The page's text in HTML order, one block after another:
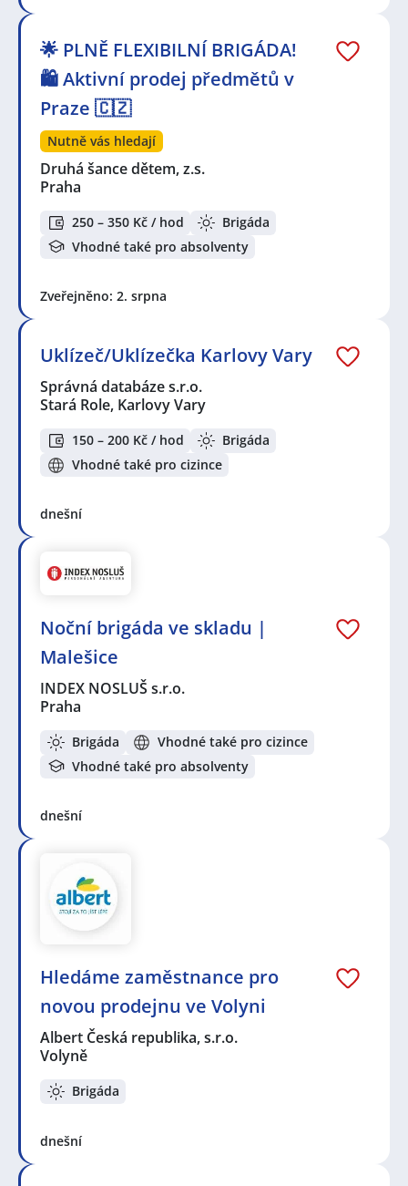
🌟 PLNĚ FLEXIBILNÍ BRIGÁDA!
🛍️ Aktivní prodej předmětů v
Praze 🇨🇿
Nutně vás hledají
Druhá šance dětem, z.s.
Praha
250 – 350 Kč / hod
Brigáda
Vhodné také pro absolventy
Zveřejněno: 2. srpna
Uklízeč/Uklízečka Karlovy Vary
Správná databáze s.r.o.
Stará Role, Karlovy Vary
150 – 200 Kč / hod
Brigáda
Vhodné také pro cizince
dnešní
Noční brigáda ve skladu |
Malešice
INDEX NOSLUŠ s.r.o.
Praha
Brigáda
Vhodné také pro cizince
Vhodné také pro absolventy
dnešní
Hledáme zaměstnance pro
novou prodejnu ve Volyni
Albert Česká republika, s.r.o.
Volyně
Brigáda
dnešní